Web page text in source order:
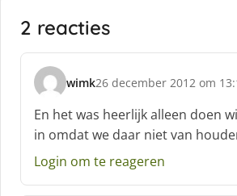
2 reacties
wimk
s
c
h
r
e
f
26 december 2012 om
En het was heerlijk alleen doen
in omdat we daar niet van
Login om te reageren